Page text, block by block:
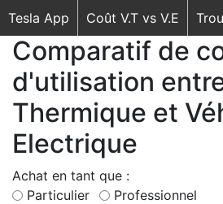
Tesla App Coût V.T vs V.E
Comparatif de
d'utilisation
Thermique et
Electrique
Achat en tant que :
Particulier
Professionnel